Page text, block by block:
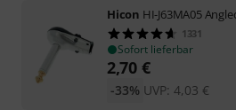
Hicon HI-J63MA05
1331
Sofort lieferbar
2,70 €
UVP: 4,03 €
-33%